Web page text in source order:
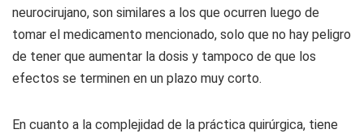
neurocirujano, son similares a los que ocurren luego de
tomar el medicamento mencionado, solo que no hay peligro
de tener que aumentar la dosis y tampoco de que los
efectos se terminen en un plazo muy corto.
En cuanto a la complejidad de la práctica quirúrgica, tiene